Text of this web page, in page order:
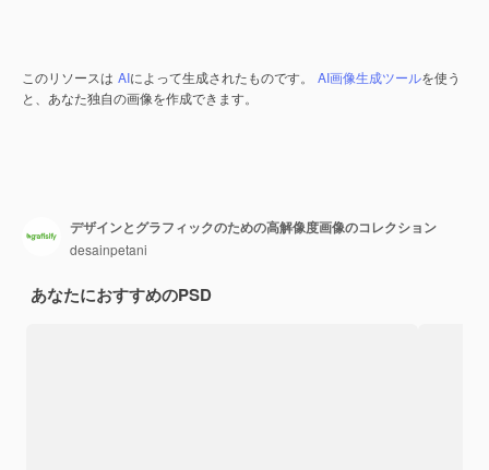
このリソースは AIによって生成されたものです。 AI画像生成ツールを使う
と、あなた独自の画像を作成できます。
デザインとグラフィックのための高解像度画像のコレクション
desainpetani
あなたにおすすめのPSD